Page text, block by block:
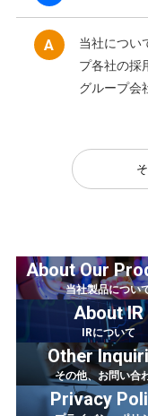
当社につい
プ各社の採
グループ会
About Our
当社製品につい
About IR
IRについて
Other
その他、お問い合
Privacy